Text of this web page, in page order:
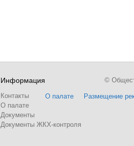
Информация
Контакты
О палате
Документы
Документы ЖКХ-контроля
О палате Размещение
©